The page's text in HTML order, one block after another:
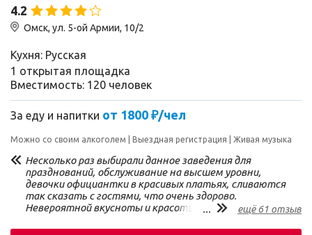
4.2
Омск, ул. 5-ой Армии, 10/2
Кухня: Русская
1 открытая площадка
Вместимость: 120 человек
За еду и напитки от 1800 ₽/чел
Можно со своим алкоголем Выездная регистрация Живая музыка
Несколько раз выбирали данное заведения для
празднований, обслуживание на высшем уровни,
девочки официантки в красивых платьях, сливаются
так сказать с гостями, что очень здорово.
Невероятной вкусноты и красоты стол, салаты,
оформлено, в форме розочек фрукты это
... ещё 61 отзыв